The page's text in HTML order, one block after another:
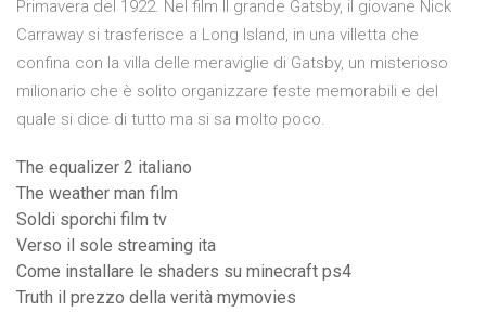
Primavera del 1922. Nel film Il grande Gatsby, il giovane Nick
Carraway si trasferisce a Long Island, in una villetta che
confina con la villa delle meraviglie di Gatsby, un misterioso
milionario che è solito organizzare feste memorabili e del
quale si dice di tutto ma si sa molto poco.
The equalizer 2 italiano
The weather man film
Soldi sporchi film tv
Verso il sole streaming ita
Come installare le shaders su minecraft ps4
Truth il prezzo della verità mymovies